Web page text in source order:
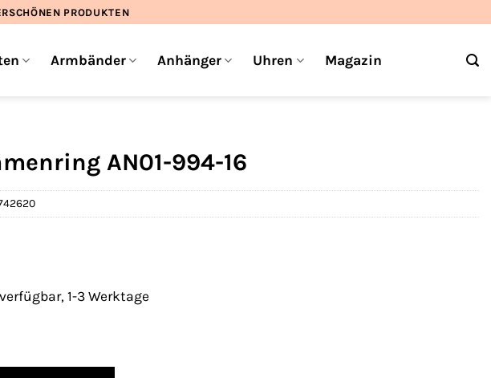
PRODUKTEN
Armbänder Anhänger Uhren Magazin
AN01-994-16
1-3 Werktage